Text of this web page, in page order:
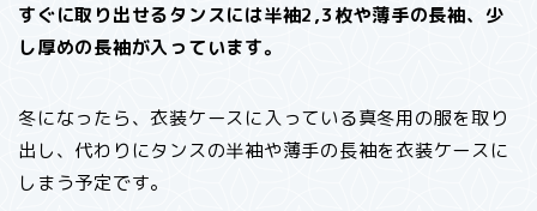
すぐに取り出せるタンスには半袖2,3枚や薄手の長袖、少
し厚めの長袖が入っています。
冬になったら、衣装ケースに入っている真冬用の服を取り
出し、代わりにタンスの半袖や薄手の長袖を衣装ケースに
しまう予定です。